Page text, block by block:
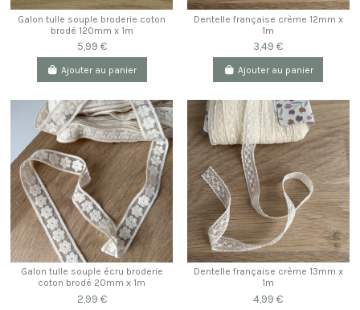
Galon tulle souple broderie coton
brodé 120mm x 1m
5,99 €
Ajouter au panier
Dentelle française crème 12mm x
1m
3,49 €
Ajouter au panier
Galon tulle souple écru broderie
coton brodé 20mm x 1m
2,99 €
Dentelle française crème 13mm x
1m
4,99 €